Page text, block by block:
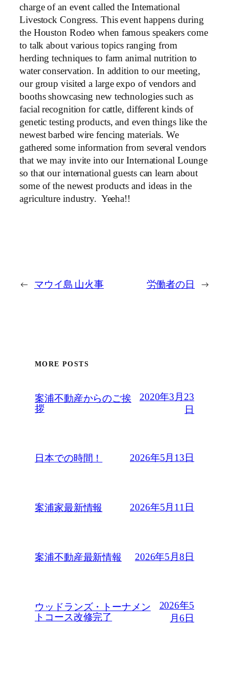
charge of an event called the International
Livestock Congress. This event happens during
the Houston Rodeo when famous speakers come
to talk about various topics ranging from
herding techniques to farm animal nutrition to
water conservation. In addition to our meeting,
our group visited a large expo of vendors and
booths showcasing new technologies such as
facial recognition for cattle, different kinds of
genetic testing products, and even things like the
newest barbed wire fencing materials. We
gathered some information from several vendors
that we may invite into our International Lounge
so that our international guests can learn about
some of the newest products and ideas in the
agriculture industry. Yeeha!!
← マウイ島 山火事 労働者の日 →
MORE POSTS
案浦不動産からのご挨
拶
2020年3月23
日
日本での時間！ 2026年5月13日
案浦家最新情報 2026年5月11日
案浦不動産最新情報 2026年5月8日
ウッドランズ・トーナメン
トコース改修完了
2026年5
月6日